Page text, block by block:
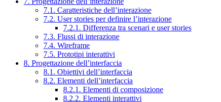
7.1. Caratteristiche dell’interazione
7.2. User stories per definire l’interazione
7.2.1. Differenza tra scenari e user stories
7.3. Flussi di interazione
7.4. Wireframe
7.5. Prototipi interattivi
8. Progettazione dell’interfaccia
8.1. Obiettivi dell’interfaccia
8.2. Elementi dell’interfaccia
8.2.1. Elementi di composizione
8.2.2. Elementi interattivi